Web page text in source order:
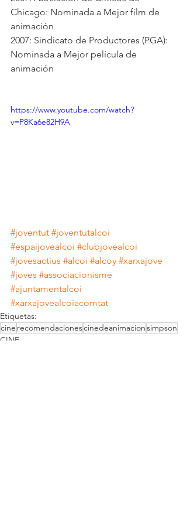
Chicago: Nominada a Mejor film de
animación
2007: Sindicato de Productores (PGA):
Nominada a Mejor película de
animación
https://www.youtube.com/watch?
v=P8Ka6e82H9A
#joventut #joventutalcoi
#espaijovealcoi #clubjovealcoi
#jovesactius #alcoi #alcoy #xarxajove
#joves #associacionisme
#ajuntamentalcoi
#xarxajovealcoiacomtat
Etiquetas:
cine recomendacionescinedeanimacionsimpson
CINE